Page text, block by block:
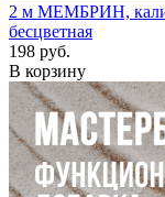
2 м МЕМБРИН,
бесцветная
198 руб.
В корзину